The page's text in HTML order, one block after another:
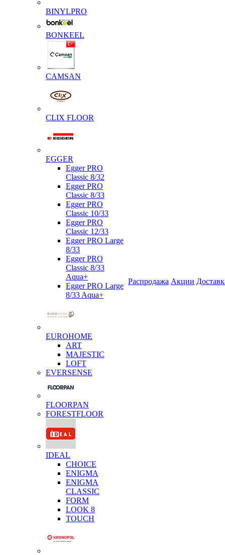
BINYLPRO
BONKEEL
CAMSAN
CLIX FLOOR
EGGER
Egger PRO
Classic 8/32
Egger PRO
Classic 8/33
Egger PRO
Classic 10/33
Egger PRO
Classic 12/33
Egger PRO Large
8/33
Egger PRO
Classic 8/33
Aqua+
Egger PRO Large
8/33 Aqua+
EUROHOME
ART
MAJESTIC
LOFT
EVERSENSE
FLOORPAN
FORESTFLOOR
IDEAL
CHOICE
ENIGMA
ENIGMA
CLASSIC
FORM
LOOK 8
TOUCH
Распродажа Акции